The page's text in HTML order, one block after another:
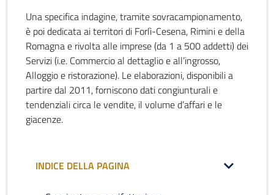
Una specifica indagine, tramite sovracampionamento,
è poi dedicata ai territori di Forlì-Cesena, Rimini e della
Romagna e rivolta alle imprese (da 1 a 500 addetti) dei
Servizi (i.e. Commercio al dettaglio e all’ingrosso,
Alloggio e ristorazione). Le elaborazioni, disponibili a
partire dal 2011, forniscono dati congiunturali e
tendenziali circa le vendite, il volume d’affari e le
giacenze.
INDICE DELLA PAGINA